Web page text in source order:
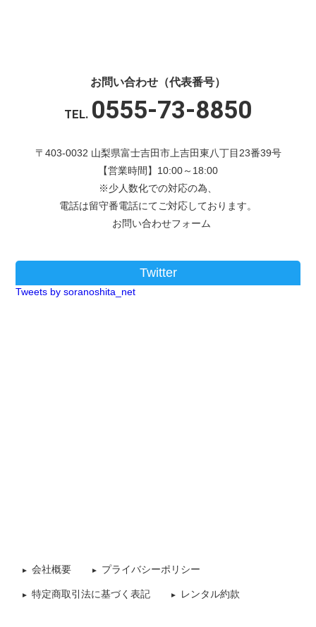
お問い合わせ（代表番号）
TEL. 0555-73-8850
〒403-0032 山梨県富士吉田市上吉田東八丁目23番39号
【営業時間】10:00～18:00
※少人数化での対応の為、
電話は留守番電話にてご対応しております。
お問い合わせフォーム
Twitter
Tweets by soranoshita_net
会社概要 プライバシーポリシー
特定商取引法に基づく表記 レンタル約款